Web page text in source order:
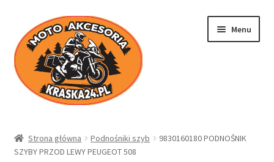
Przejdź
do
nawigacji
Przejdź
do
treści
Menu
Sklep
Strona główna Podnośniki szyb
9830160180 PODNOŚNIK
SZYBY PRZOD LEWY PEUGEOT 508